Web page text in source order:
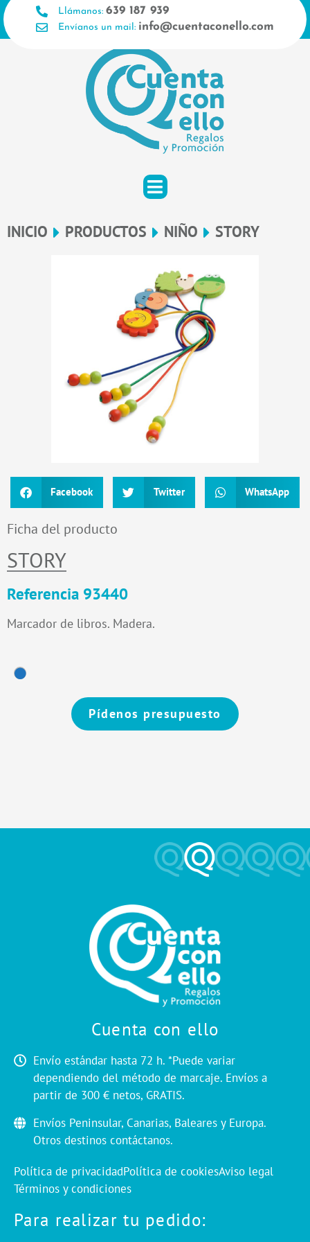
Ir
al
contenido
Llámanos: 639 187 939
Envíanos un mail: info@cuentaconello.com
INICIO PRODUCTOS NIÑO STORY
Facebook Twitter WhatsApp
Ficha del producto
STORY
Referencia 93440
Marcador de libros. Madera.
Pídenos presupuesto
Cuenta con ello
Envío estándar hasta 72 h. *Puede variar
dependiendo del método de marcaje. Envíos a
partir de 300 € netos, GRATIS.
Envíos Peninsular, Canarias, Baleares y Europa.
Otros destinos contáctanos.
Política de privacidadPolítica de cookiesAviso legal
Términos y condiciones
Para realizar tu pedido: